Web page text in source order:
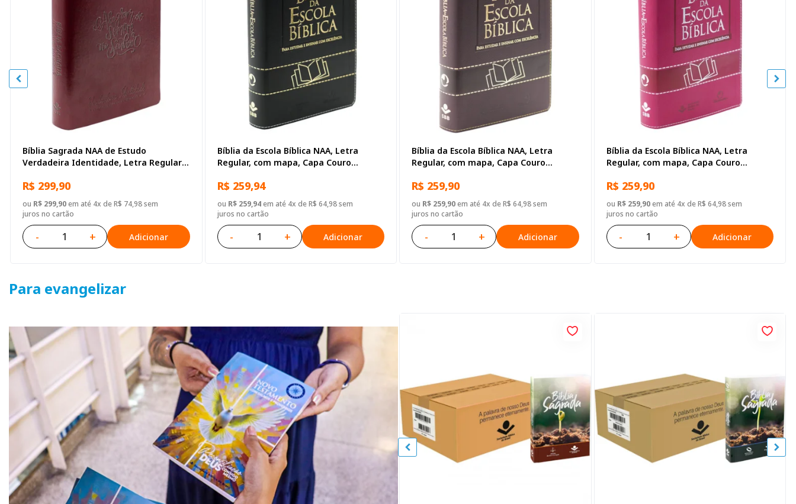
Bíblia Sagrada NAA de Estudo
Verdadeira Identidade, Letra Regular,
Ilustrada Marrom
R$ 299,90
ou R$ 299,90em até 4x de R$ 74,98 sem
juros no cartão
- + Adicionar
Bíblia da Escola Bíblica NAA, Letra
Regular, com mapa, Capa Couro
R$ 259,94
ou R$ 259,94em até 4x de R$ 64,98 sem
juros no cartão
- + Adicionar
Bíblia da Escola Bíblica NAA, Letra
Regular, com mapa, Capa Couro
R$ 259,90
ou R$ 259,90em até 4x de R$ 64,98 sem
juros no cartão
- + Adicionar
Bíblia da Escola Bíblica NAA, Letra
Regular, com mapa, Capa Couro
R$ 259,90
ou R$ 259,90em até 4x de R$ 64,98 sem
juros no cartão
- + Adicionar
Para evangelizar